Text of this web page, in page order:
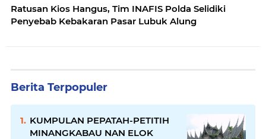
Ratusan Kios Hangus, Tim INAFIS Polda Selidiki
Penyebab Kebakaran Pasar Lubuk Alung
Berita Terpopuler
KUMPULAN PEPATAH-PETITIH
MINANGKABAU NAN ELOK